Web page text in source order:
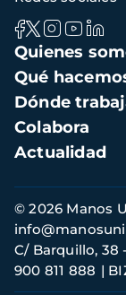
Navegación
principal
Quienes
Qué
Dónde
Colabora
Actualidad
Información
de
contacto
© 2026 Manos
C/ Barquillo, 38
900 811 888